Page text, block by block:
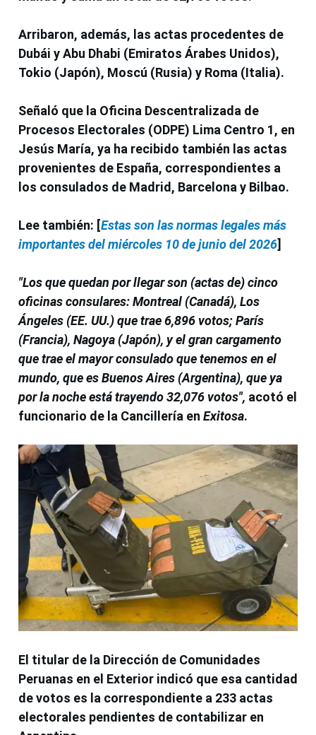
Arribaron, además, las actas procedentes de
Dubái yAbu Dhabi (Emiratos Árabes Unidos),
Tokio (Japón), Moscú (Rusia) y Roma (Italia).
Señaló que la Oficina Descentralizada de
Procesos Electorales (ODPE) Lima Centro 1, en
Jesús María, ya ha recibido también las actas
provenientes de España, correspondientes a
los consulados de Madrid, Barcelona y Bilbao.
Lee también: [Estas son las normas legales más
importantes del miércoles 10 de junio del 2026]
"Los que quedan por llegar son (actas de) cinco
oficinas consulares: Montreal (Canadá), Los
Ángeles (EE. UU.) que trae 6,896 votos; París
(Francia), Nagoya (Japón), y el gran cargamento
que trae el mayor consulado que tenemos en el
mundo, que es Buenos Aires (Argentina), que ya
por la noche está trayendo 32,076 votos", acotó el
funcionario de la Cancillería en Exitosa.
El titular de la Dirección de Comunidades
Peruanas en el Exterior indicó que esa cantidad
de votos es la correspondiente a 233 actas
electorales pendientes de contabilizar en